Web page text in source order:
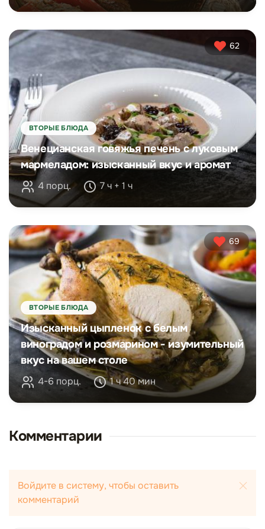
62
ВТОРЫЕ БЛЮДА
Венецианская говяжья печень с луковым
мармеладом: изысканный вкус и аромат
4 порц. 7 ч + 1 ч
69
ВТОРЫЕ БЛЮДА
Изысканный цыпленок с белым
виноградом и розмарином - изумительный
вкус на вашем столе
4-6 порц. 1 ч 40 мин
Комментарии
Войдите в систему, чтобы оставить
комментарий